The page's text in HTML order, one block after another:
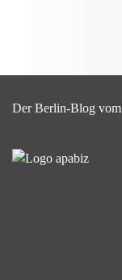
Der Berlin-Blog vom